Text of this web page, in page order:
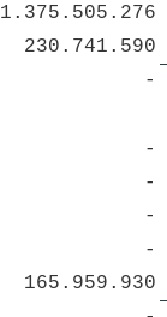
1.375.505.276
230.741.590
-
-
-
-
-
165.959.930